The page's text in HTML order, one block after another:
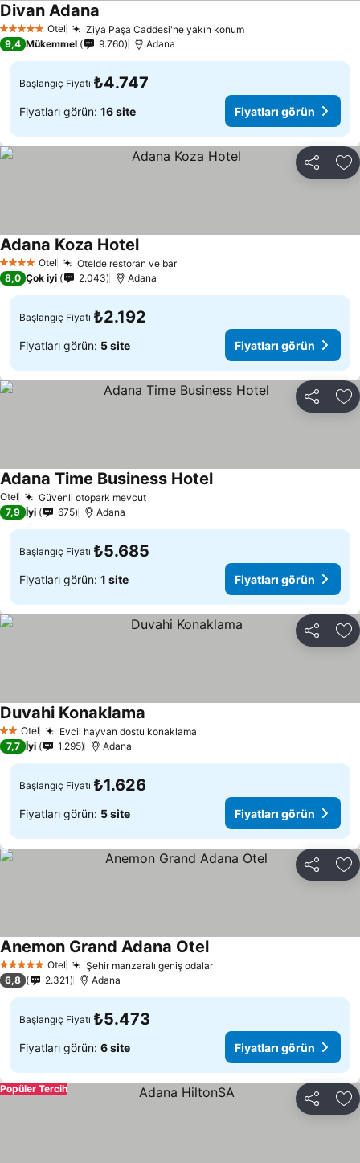
5 Yıldız Otel Ziya Paşa Caddesi'ne yakın konumFiyatları görün
Divan Adana
9,4 Mükemmel 9.760 Adana
Başlangıç Fiyatı ₺4.747
Fiyatları görün: 16 site Fiyatları görün
Paylaş
4 Yıldız Otel Otelde restoran ve barFiyatları görün
Adana Koza HotelFiyatları görün
8,0 Çok iyi 2.043 Adana
Başlangıç Fiyatı ₺2.192
Fiyatları görün: 5 site Fiyatları görün
Paylaş
Otel Güvenli otopark mevcutFiyatları görün
Adana Time Business HotelFiyatları görün
7,9 İyi 675 Adana
Başlangıç Fiyatı ₺5.685
Fiyatları görün: 1 site Fiyatları görün
Paylaş
2 Yıldız
Otel Evcil hayvan dostu konaklama
Duvahi Konaklama
7,7 İyi 1.295 Adana
Başlangıç Fiyatı ₺1.626
Fiyatları görün: 5 site Fiyatları görün
Paylaş
5 Yıldız Otel Şehir manzaralı geniş odalarFiyatları görün
Anemon Grand Adana OtelFiyatları görün
6,8 2.321 Adana
Başlangıç Fiyatı ₺5.473
Fiyatları görün: 6 site Fiyatları görün
Paylaş
Popüler Tercih